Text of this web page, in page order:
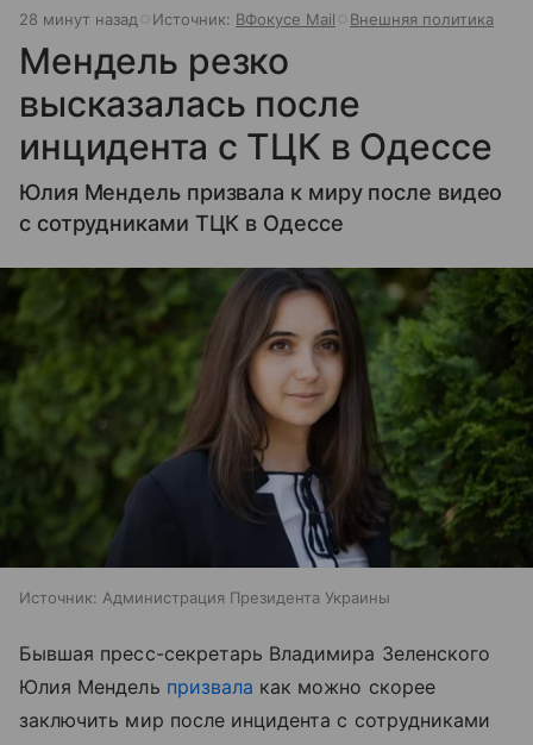
28 минут назад Источник: ВФокусе Mail Внешняя политика
Мендель резко
высказалась после
инцидента с ТЦК в Одессе
Юлия Мендель призвала к миру после видео
с сотрудниками ТЦК в Одессе
Источник: Администрация Президента Украины
Бывшая пресс-секретарь Владимира Зеленского
Юлия Мендель призвала как можно скорее
заключить мир после инцидента с сотрудниками